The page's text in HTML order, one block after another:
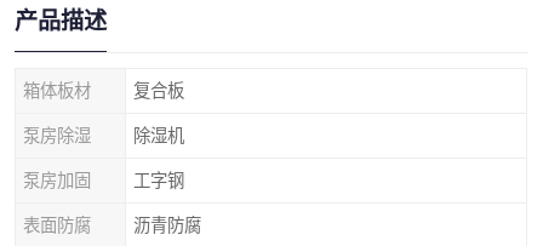
产品描述
箱体板材 复合板
泵房除湿 除湿机
泵房加固 工字钢
表面防腐 沥青防腐